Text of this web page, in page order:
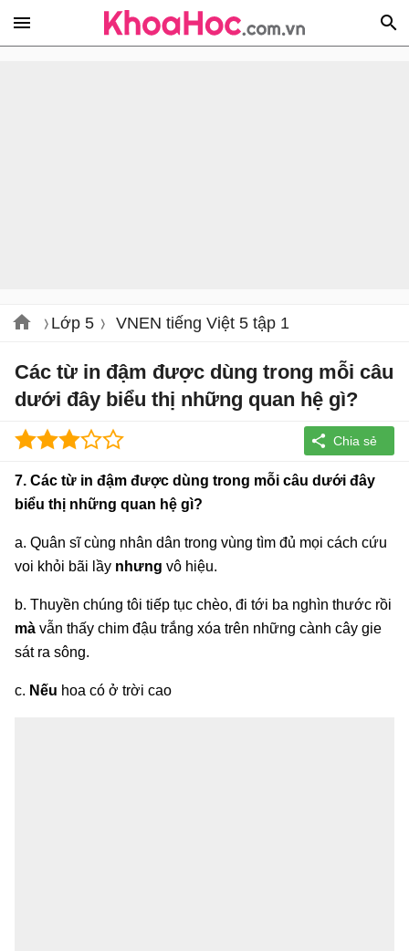
Lớp 5 VNEN tiếng Việt 5 tập 1
Các từ in đậm được dùng trong mỗi câu
dưới đây biểu thị những quan hệ gì?
7. Các từ in đậm được dùng trong mỗi câu dưới đây
biểu thị những quan hệ gì?
a. Quân sĩ cùng nhân dân trong vùng tìm đủ mọi cách cứu
voi khỏi bãi lầy nhưng vô hiệu.
b. Thuyền chúng tôi tiếp tục chèo, đi tới ba nghìn thước rồi
mà vẫn thấy chim đậu trắng xóa trên những cành cây gie
sát ra sông.
c. Nếu hoa có ở trời cao